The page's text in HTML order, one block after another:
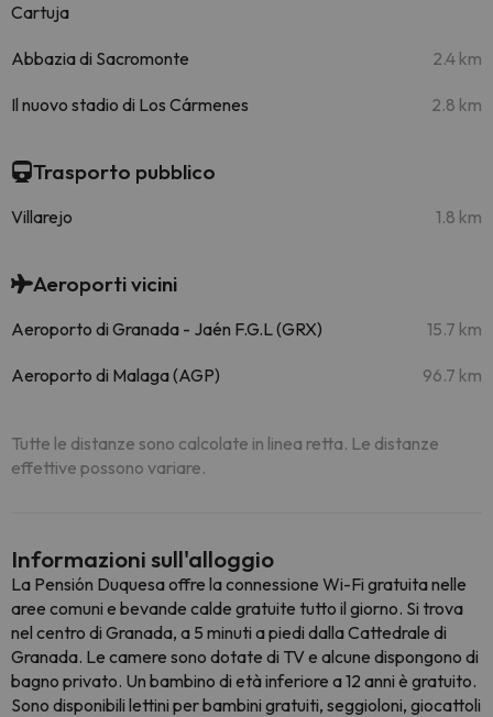
Cartuja
Abbazia di Sacromonte 2.4 km
Il nuovo stadio di Los Cármenes 2.8 km
Trasporto pubblico
Villarejo 1.8 km
Aeroporti vicini
Aeroporto di Granada - Jaén F.G.L (GRX) 15.7 km
Aeroporto di Malaga (AGP) 96.7 km
Tutte le distanze sono calcolate in linea retta. Le distanze
effettive possono variare.
Informazioni sull'alloggio
La Pensión Duquesa offre la connessione Wi-Fi gratuita nelle
aree comuni e bevande calde gratuite tutto il giorno. Si trova
nel centro di Granada, a 5 minuti a piedi dalla Cattedrale di
Granada. Le camere sono dotate di TV e alcune dispongono di
bagno privato. Un bambino di età inferiore a 12 anni è gratuito.
Sono disponibili lettini per bambini gratuiti, seggioloni, giocattoli